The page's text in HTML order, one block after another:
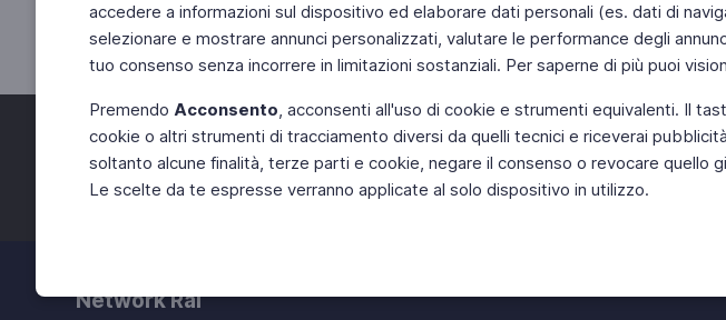
accedere a informazioni sul dispositivo ed elaborare dati personali (es. dati di
selezionare e mostrare annunci personalizzati, valutare le performance degli
tuo consenso senza incorrere in limitazioni sostanziali. Per saperne di più puoi
Premendo Acconsento, acconsenti all'uso di cookie e strumenti equivalenti. Il
cookie o altri strumenti di tracciamento diversi da quelli tecnici e riceverai
soltanto alcune finalità, terze parti e cookie, negare il consenso o revocare quello
Le scelte da te espresse verranno applicate al solo dispositivo in utilizzo.
Facebook Twitter Instagram